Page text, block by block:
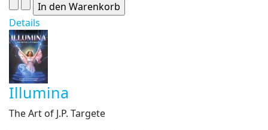
Details
Illumina
The Art of J.P. Targete